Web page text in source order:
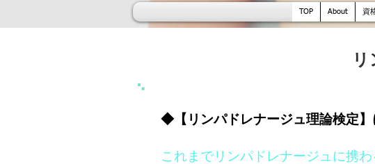
◆【リンパドレナージュ理論検定】
これまでリンパドレナージュに携わ
TOP About 資